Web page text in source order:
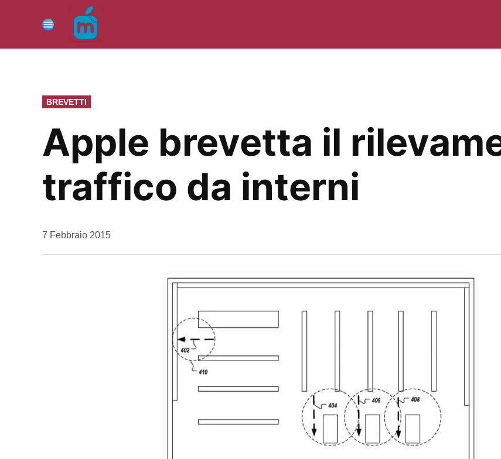
contenuto
Menu
PUBBLICATO
IN
BREVETTI
Apple brevetta il
traffico da interni
da
7 Febbraio 2015